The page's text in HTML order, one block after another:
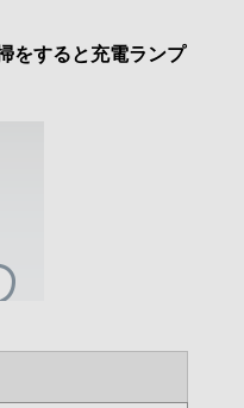
をすると充電ランプ